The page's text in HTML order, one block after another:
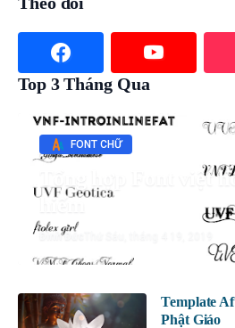
Top 3 Tháng Qua
FONT CHỮ
Tổng hợp Font việt
hiếm
Đình Đức
Template
Phật Giáo